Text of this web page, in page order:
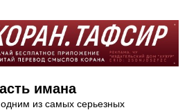
имана
из самых серьезных